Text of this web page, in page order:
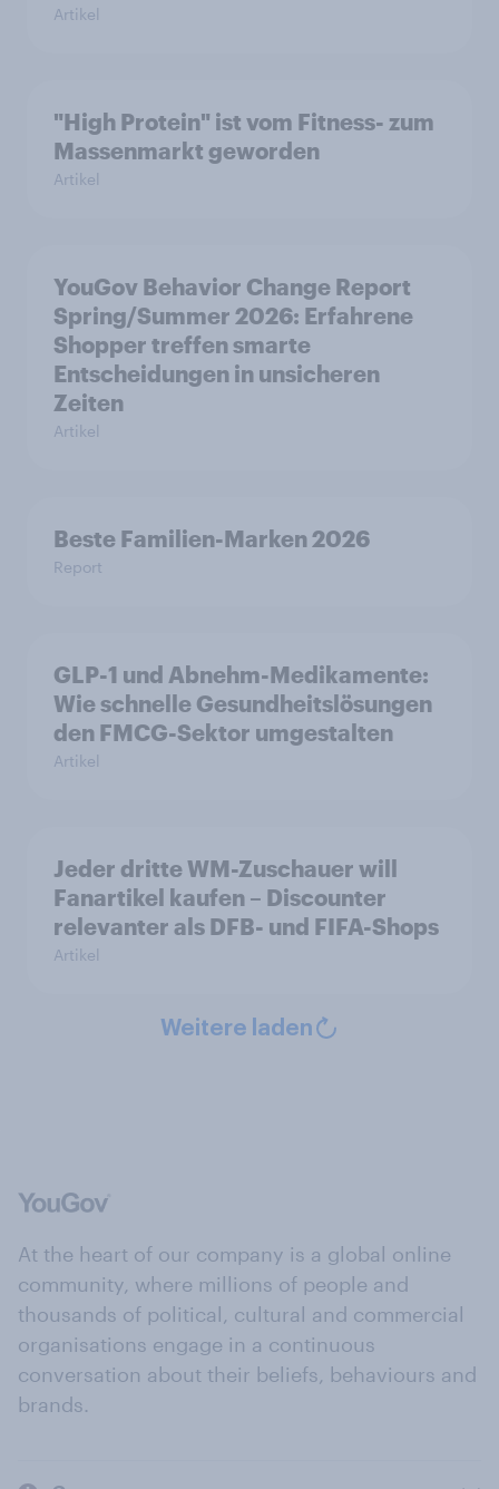
Artikel
"High Protein" ist vom Fitness- zum
Massenmarkt geworden
Artikel
YouGov Behavior Change Report
Spring/Summer 2026: Erfahrene
Shopper treffen smarte
Entscheidungen in unsicheren
Zeiten
Artikel
Beste Familien-Marken 2026
Report
GLP-1 und Abnehm-Medikamente:
Wie schnelle Gesundheitslösungen
den FMCG-Sektor umgestalten
Artikel
Jeder dritte WM-Zuschauer will
Fanartikel kaufen – Discounter
relevanter als DFB- und FIFA-Shops
Artikel
Weitere laden
At the heart of our company is a global online
community, where millions of people and
thousands of political, cultural and commercial
organisations engage in a continuous
conversation about their beliefs, behaviours and
brands.